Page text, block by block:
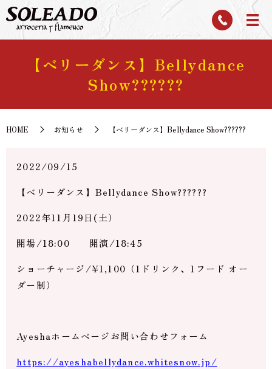
【ベリーダンス】Bellydance
Show??????
HOME お知らせ 【ベリーダンス】Bellydance Show??????
2022/09/15
【ベリーダンス】Bellydance Show??????
2022年11月19日(土）
開場/18:00 開演/18:45
ショーチャージ/¥1,100（1ドリンク、1フード オー
ダー制）
Ayeshaホームページお問い合わせフォーム
https://ayeshabellydance.whitesnow.jp/